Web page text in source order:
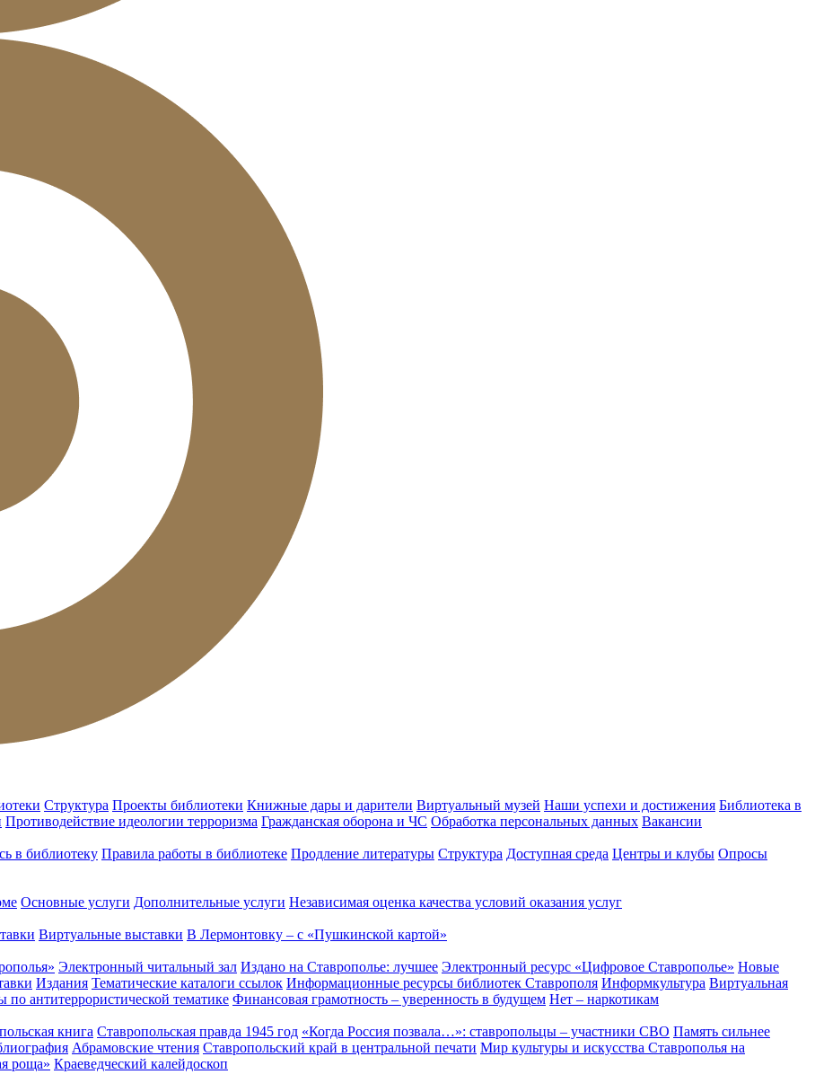
Структура Проекты библиотеки Книжные дары и дарители Виртуальный музей Наши успехи и достижения Библиотека в
Противодействие идеологии терроризма Гражданская оборона и ЧС Обработка персональных данных Вакансии
в библиотеку Правила работы в библиотеке Продление литературы Структура Доступная среда Центры и клубы Опросы
Основные услуги Дополнительные услуги Независимая оценка качества условий оказания услуг
Виртуальные выставки В Лермонтовку – с «Пушкинской картой»
Электронный читальный зал Издано на Ставрополье: лучшее Электронный ресурс «Цифровое Ставрополье» Новые
Издания Тематические каталоги ссылок Информационные ресурсы библиотек Ставрополя Информкультура Виртуальная
по антитеррористической тематике Финансовая грамотность – уверенность в будущем Нет – наркотикам
книга Ставропольская правда 1945 год «Когда Россия позвала…»: ставропольцы – участники СВО Память сильнее
Абрамовские чтения Ставропольский край в центральной печати Мир культуры и искусства Ставрополья на
роща» Краеведческий калейдоскоп